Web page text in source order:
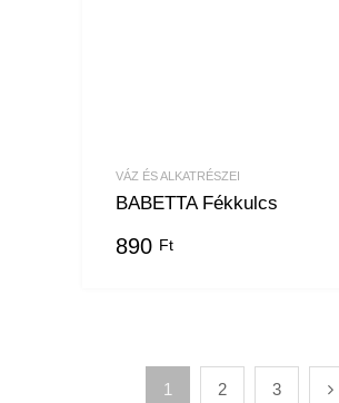
VÁZ ÉS ALKATRÉSZEI
BABETTA Fékkulcs
890 Ft
1 2 3